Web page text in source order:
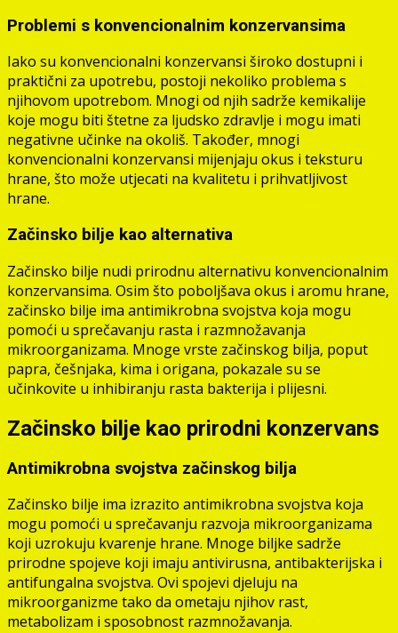
Problemi s konvencionalnim konzervansima
Iako su konvencionalni konzervansi široko dostupni i
praktični za upotrebu, postoji nekoliko problema s
njihovom upotrebom. Mnogi od njih sadrže kemikalije
koje mogu biti štetne za ljudsko zdravlje i mogu imati
negativne učinke na okoliš. Također, mnogi
konvencionalni konzervansi mijenjaju okus i teksturu
hrane, što može utjecati na kvalitetu i prihvatljivost
hrane.
Začinsko bilje kao alternativa
Začinsko bilje nudi prirodnu alternativu konvencionalnim
konzervansima. Osim što poboljšava okus i aromu hrane,
začinsko bilje ima antimikrobna svojstva koja mogu
pomoći u sprečavanju rasta i razmnožavanja
mikroorganizama. Mnoge vrste začinskog bilja, poput
papra, češnjaka, kima i origana, pokazale su se
učinkovite u inhibiranju rasta bakterija i plijesni.
Začinsko bilje kao prirodni konzervans
Antimikrobna svojstva začinskog bilja
Začinsko bilje ima izrazito antimikrobna svojstva koja
mogu pomoći u sprečavanju razvoja mikroorganizama
koji uzrokuju kvarenje hrane. Mnoge biljke sadrže
prirodne spojeve koji imaju antivirusna, antibakterijska i
antifungalna svojstva. Ovi spojevi djeluju na
mikroorganizme tako da ometaju njihov rast,
metabolizam i sposobnost razmnožavanja.